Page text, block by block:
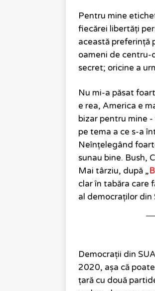
Pentru mine
fiecărei libertăți
această preferință
oameni de centru-
secret; oricine a
Nu mi-a păsat
e rea, America e
bizar pentru mine
pe tema a ce s-a
Neînțelegând
sunau bine. Bush,
Mai târziu, după „
clar în tabăra care
al democraților din
Democrații din
2020, așa că
țară cu două